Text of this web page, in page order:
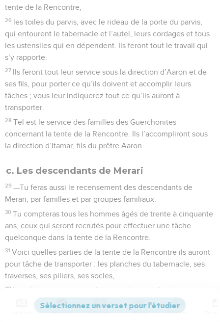
tente de la Rencontre,
26 les toiles du parvis, avec le rideau de la porte du parvis,
qui entourent le tabernacle et l’autel, leurs cordages et tous
les ustensiles qui en dépendent. Ils feront tout le travail qui
s’y rapporte.
27 Ils feront tout leur service sous la direction d’Aaron et de
ses fils, pour porter ce qu’ils doivent et accomplir leurs
tâches ; vous leur indiquerez tout ce qu’ils auront à
transporter.
28 Tel est le service des familles des Guerchonites
concernant la tente de la Rencontre. Ils l’accompliront sous
la direction d’Itamar, fils du prêtre Aaron.
c. Les descendants de Merari
29 —Tu feras aussi le recensement des descendants de
Merari, par familles et par groupes familiaux.
30 Tu compteras tous les hommes âgés de trente à cinquante
ans, ceux qui seront recrutés pour effectuer une tâche
quelconque dans la tente de la Rencontre.
31 Voici quelles parties de la tente de la Rencontre ils auront
pour tâche de transporter : les planches du tabernacle, ses
traverses, ses piliers, ses socles,
32 les piliers qui entourent le parvis, leurs socles, leurs
piquets, leurs cordages, ainsi que tous les outils nécessaires
à leur montage. Vous attribuerez à chacun nominativement
Versions Commentaires Strong